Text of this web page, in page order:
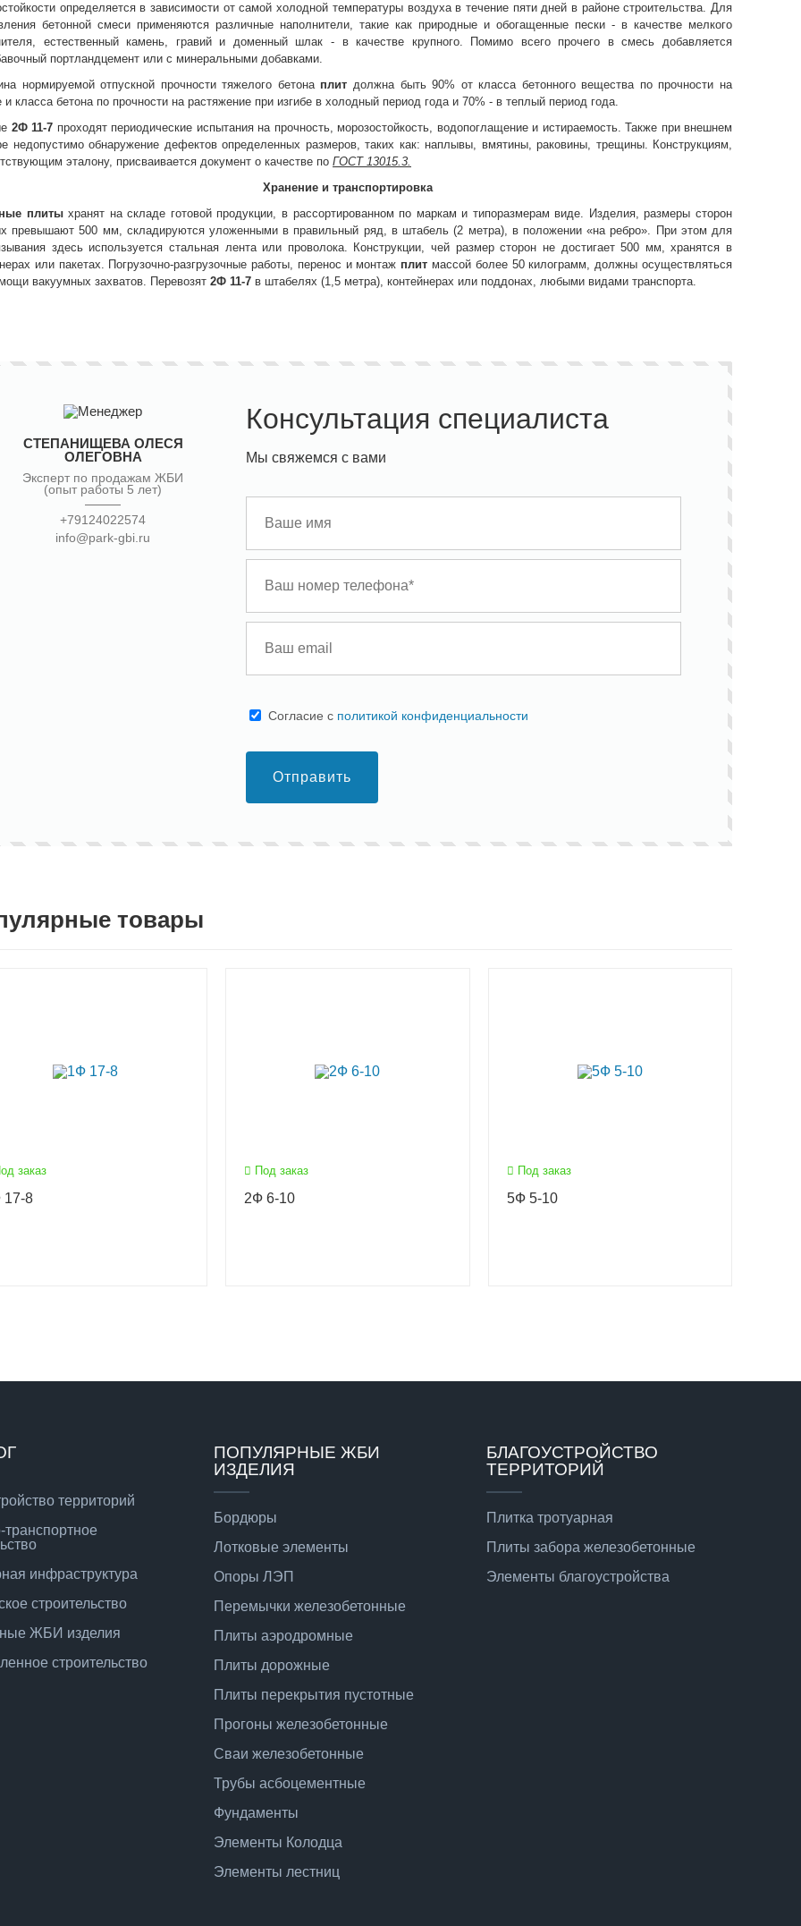
определяется в зависимости от самой холодной температуры воздуха в течение пяти дней в районе строительства. Для
бетонной смеси применяются различные наполнители, такие как природные и обогащенные пески - в качестве мелкого
естественный камень, гравий и доменный шлак - в качестве крупного. Помимо всего прочего в смесь добавляется
портландцемент или с минеральными добавками.
нормируемой отпускной прочности тяжелого бетона плит должна быть 90% от класса бетонного вещества по прочности на
и класса бетона по прочности на растяжение при изгибе в холодный период года и 70% - в теплый период года.
2Ф 11-7 проходят периодические испытания на прочность, морозостойкость, водопоглащение и истираемость. Также при внешнем
недопустимо обнаружение дефектов определенных размеров, таких как: наплывы, вмятины, раковины, трещины. Конструкциям,
эталону, присваивается документ о качестве по ГОСТ 13015.3.
Хранение и транспортировка
плитыхранят на складе готовой продукции, в рассортированном по маркам и типоразмерам виде. Изделия, размеры сторон
превышают 500 мм, складируются уложенными в правильный ряд, в штабель (2 метра), в положении «на ребро». При этом для
здесь используется стальная лента или проволока. Конструкции, чей размер сторон не достигает 500 мм, хранятся в
или пакетах. Погрузочно-разгрузочные работы, перенос и монтаж плит массой более 50 килограмм, должны осуществляться
вакуумных захватов. Перевозят 2Ф 11-7 в штабелях (1,5 метра), контейнерах или поддонах, любыми видами транспорта.
СТЕПАНИЩЕВА ОЛЕСЯ
ОЛЕГОВНА
Эксперт по продажам ЖБИ
(опыт работы 5 лет)
+79124022574
info@park-gbi.ru
Консультация специалиста
Мы свяжемся с вами
Cогласие с политикой конфиденциальности
Отправить
товары
заказ
17-8
Под заказ
2Ф 6-10
Под заказ
5Ф 5-10
территорий
инфраструктура
строительство
ЖБИ изделия
строительство
ПОПУЛЯРНЫЕ ЖБИ
ИЗДЕЛИЯ
Бордюры
Лотковые элементы
Опоры ЛЭП
Перемычки железобетонные
Плиты аэродромные
Плиты дорожные
Плиты перекрытия пустотные
Прогоны железобетонные
Сваи железобетонные
Трубы асбоцементные
Фундаменты
Элементы Колодца
Элементы лестниц
БЛАГОУСТРОЙСТВО
ТЕРРИТОРИЙ
Плитка тротуарная
Плиты забора железобетонные
Элементы благоустройства